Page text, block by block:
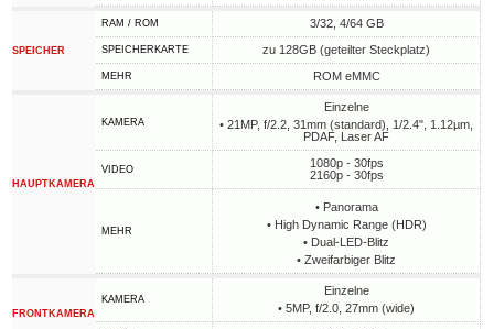
SPEICHER
RAM / ROM 3/32, 4/64 GB
SPEICHERKARTE zu 128GB (geteilter Steckplatz)
MEHR ROM eMMC
HAUPTKAMERA
KAMERA
Einzelne
• 21MP, f/2.2, 31mm (standard), 1/2.4", 1.12µm,
PDAF, Laser AF
VIDEO
1080p - 30fps
2160p - 30fps
MEHR
• Panorama
• High Dynamic Range (HDR)
• Dual-LED-Blitz
• Zweifarbiger Blitz
FRONTKAMERA
KAMERA
Einzelne
• 5MP, f/2.0, 27mm (wide)